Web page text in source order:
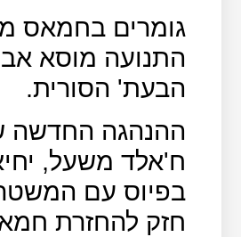
גומרים בחמאס
התנועה מוסא
הבעת' הסורית.
ההנהגה החדשה
ח'אלד משעל,
בפיוס עם
חזק להחזרת